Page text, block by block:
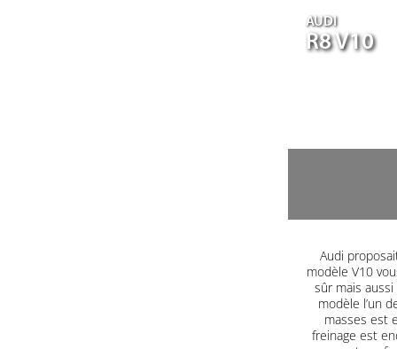
AUDI
R8 V10
Audi
modèle V10
sûr mais
modèle l’un
masses est
freinage est